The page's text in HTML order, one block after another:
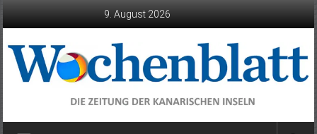
9. August 2026
Wochenblatt